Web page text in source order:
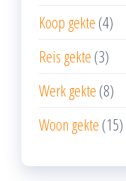
Koop gekte (4)
Reis gekte (3)
Werk gekte (8)
Woon gekte (15)